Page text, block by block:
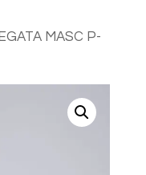
MASC P-